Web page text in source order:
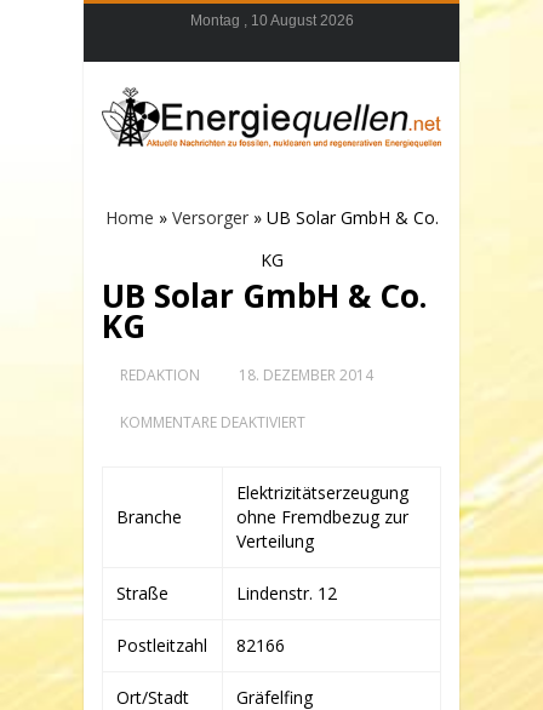
Montag , 10 August 2026
Home » Versorger» UB Solar GmbH & Co.
KG
UB Solar GmbH & Co.
KG
REDAKTION 18. DEZEMBER 2014
KOMMENTARE DEAKTIVIERTFÜR
&
CO.
KG
Branche
Elektrizitätserzeugung
ohne Fremdbezug zur
Verteilung
Straße Lindenstr. 12
Postleitzahl 82166
Ort/Stadt Gräfelfing